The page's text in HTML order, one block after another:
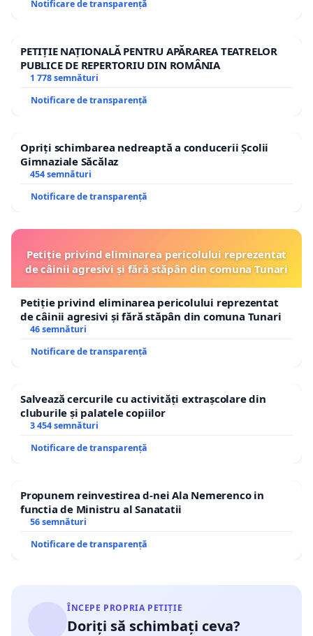
Notificare de transparență
PETIȚIE NAȚIONALĂ PENTRU APĂRAREA TEATRELOR
PUBLICE DE REPERTORIU DIN ROMÂNIA
1 778 semnături
Notificare de transparență
Opriți schimbarea nedreaptă a conducerii Școlii
Gimnaziale Săcălaz
454 semnături
Notificare de transparență
Petiție privind eliminarea pericolului reprezentat
de câinii agresivi și fără stăpân din comuna Tunari
Petiție privind eliminarea pericolului reprezentat
de câinii agresivi și fără stăpân din comuna Tunari
46 semnături
Notificare de transparență
Salvează cercurile cu activități extrașcolare din
cluburile și palatele copiilor
3 454 semnături
Notificare de transparență
Propunem reinvestirea d-nei Ala Nemerenco in
functia de Ministru al Sanatatii
56 semnături
Notificare de transparență
ÎNCEPE PROPRIA PETIȚIE
Doriți să schimbați ceva?